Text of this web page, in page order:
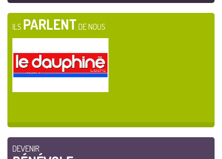
ILS PARLENT DE NOUS
DEVENIR